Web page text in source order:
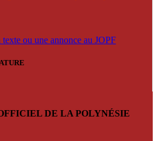
ou une annonce au JOPF
DE LA POLYNÉSIE